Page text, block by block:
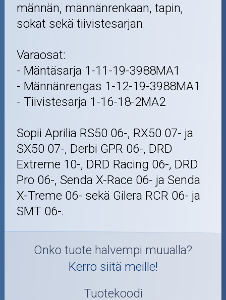
männän, männänrenkaan, tapin,
sokat sekä tiivistesarjan.
Varaosat:
- Mäntäsarja 1-11-19-3988MA1
- Männänrengas 1-12-19-3988MA1
- Tiivistesarja 1-16-18-2MA2
Sopii Aprilia RS50 06-, RX50 07- ja
SX50 07-, Derbi GPR 06-, DRD
Extreme 10-, DRD Racing 06-, DRD
Pro 06-, Senda X-Race 06- ja Senda
X-Treme 06- sekä Gilera RCR 06- ja
SMT 06-.
Onko tuote halvempi muualla?
Kerro siitä meille!
Tuotekoodi